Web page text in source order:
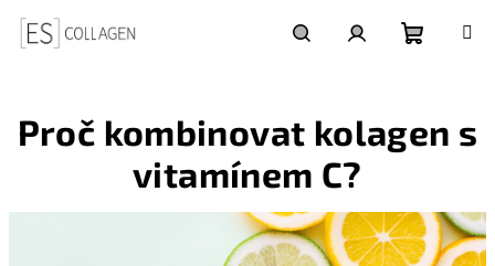
obsah
košík
Proč kombinovat kolagen s
vitamínem C?